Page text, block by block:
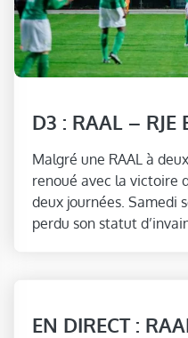
D3 : RAAL – RJE
Malgré une RAAL à
renoué avec la victoire
deux journées. Samedi
perdu son statut
EN DIRECT :